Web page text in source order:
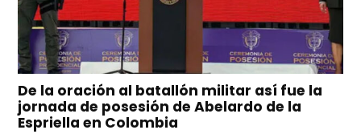
De la oración al batallón militar así fue la
jornada de posesión de Abelardo de la
Espriella en Colombia